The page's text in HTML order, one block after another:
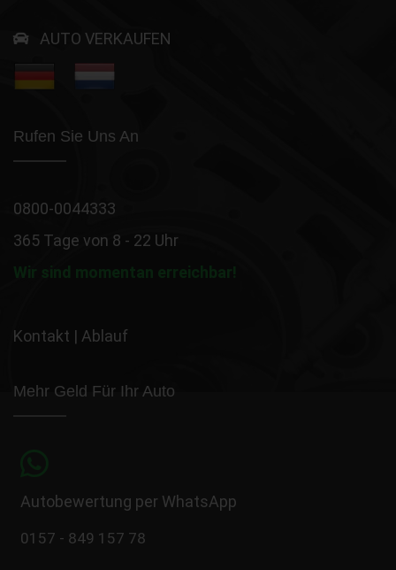
AUTO VERKAUFEN
Rufen Sie Uns An
0800-0044333
365 Tage von 8 - 22 Uhr
Wir sind momentan erreichbar!
Kontakt | Ablauf
Mehr Geld Für Ihr Auto
Autobewertung per WhatsApp
0157 - 849 157 78